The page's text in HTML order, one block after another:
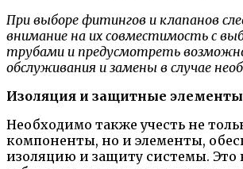
При выборе фитингов и клапанов
внимание на их совместимость с
трубами и предусмотреть
обслуживания и замены в случае
Изоляция и защитные элементы
Необходимо также учесть не
компоненты, но и элементы,
изоляцию и защиту системы. Это